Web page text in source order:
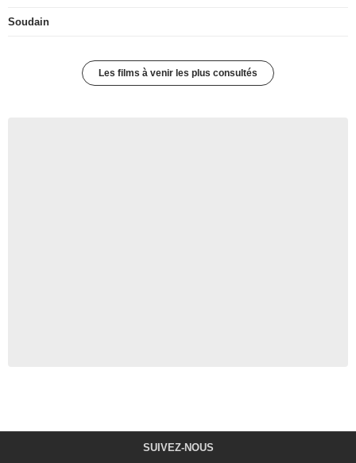
Soudain
Les films à venir les plus consultés
SUIVEZ-NOUS